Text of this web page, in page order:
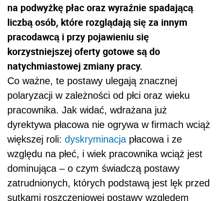
na podwyżkę płac oraz wyraźnie spadającą
liczbą osób, które rozglądają się za innym
pracodawcą i przy pojawieniu się
korzystniejszej oferty gotowe są do
natychmiastowej zmiany pracy.
Co ważne, te postawy ulegają znacznej
polaryzacji w zależności od płci oraz wieku
pracownika. Jak widać, wdrażana już
dyrektywa płacowa nie ogrywa w firmach wciąż
większej roli: dyskryminacja płacowa i ze
względu na płeć, i wiek pracownika wciąż jest
dominująca – o czym świadczą postawy
zatrudnionych, których podstawą jest lęk przed
sutkami roszczeniowej postawy względem